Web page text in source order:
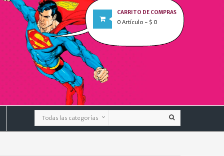
CARRITO DE COMPRAS
0 Artículo - $ 0